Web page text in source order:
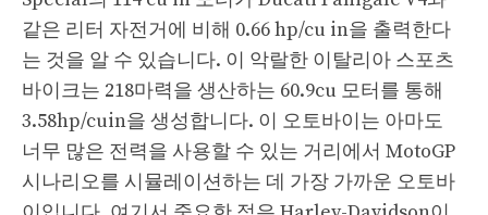
같은 리터 자전거에 비해 0.66 hp/cu in을 출력한다
는 것을 알 수 있습니다. 이 악랄한 이탈리아 스포츠
바이크는 218마력을 생산하는 60.9cu 모터를 통해
3.58hp/cuin을 생성합니다. 이 오토바이는 아마도
너무 많은 전력을 사용할 수 있는 거리에서 MotoGP
시나리오를 시뮬레이션하는 데 가장 가까운 오토바